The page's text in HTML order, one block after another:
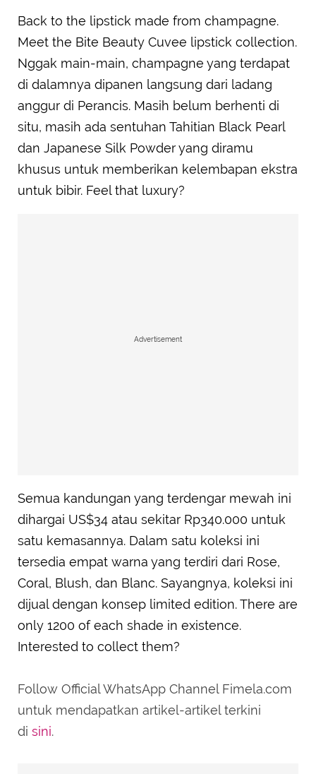
Back to the lipstick made from champagne.
Meet the Bite Beauty Cuvee lipstick collection.
Nggak main-main, champagne yang terdapat
di dalamnya dipanen langsung dari ladang
anggur di Perancis. Masih belum berhenti di
situ, masih ada sentuhan Tahitian Black Pearl
dan Japanese Silk Powder yang diramu
khusus untuk memberikan kelembapan ekstra
untuk bibir. Feel that luxury?
Advertisement
Semua kandungan yang terdengar mewah ini
dihargai US$34 atau sekitar Rp340.000 untuk
satu kemasannya. Dalam satu koleksi ini
tersedia empat warna yang terdiri dari Rose,
Coral, Blush, dan Blanc. Sayangnya, koleksi ini
dijual dengan konsep limited edition. There are
only 1200 of each shade in existence.
Interested to collect them?
Follow Official WhatsApp Channel Fimela.com
untuk mendapatkan artikel-artikel terkini
di sini.